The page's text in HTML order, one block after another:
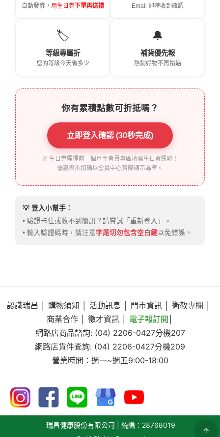
自動發券， 用生日券下單再送禮 Email 即時收到確認
🏷️
等級專屬折
您的等級今天省多少
🔔
補貨優先報
熱銷好物不再錯過
你有累積點數可折抵嗎？
立即登入確認 (30秒完成)
※ 生日券需提前一個月至會員專區填寫生日資訊唷！
優惠與折扣碼以會員中心實際顯示為準。
💡 登入小幫手：
• 驗證卡住或收不到簡訊？請嘗試「重新登入」。
• 輸入驗證碼時，請注意字尾切勿包含空白鍵以免錯誤。
認識瑞昌 購物須知 活動訊息 門市資訊 衛教專欄
商業合作
徵才資訊 電子報訂閱
網路店商品諮詢: (04) 2206-0427分機207
網路店貨件查詢: (04) 2206-0427分機209
營業時間：週一~週五9:00-18:00
瑞昌健康股份有限公司 | 統編：28768019